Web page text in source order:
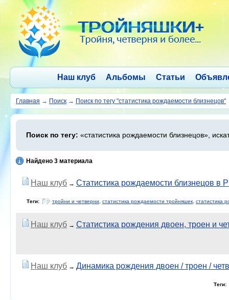
Наш клуб Альбомы Статьи
Главная → Поиск → Поиск по тегу "статистика рождаемости близнецов"
Поиск по тегу: «статистика рождаемости близнецов»,
Найдено 3 материала
Наш клуб → Статистика рождаемости близнецов в
Теги: тройни и четверни статистика рождаемости тройняшек статистика
Наш клуб → Статистика рождения двоен, троен и
Наш клуб → Динамика рождения двоен / троен /
Теги: